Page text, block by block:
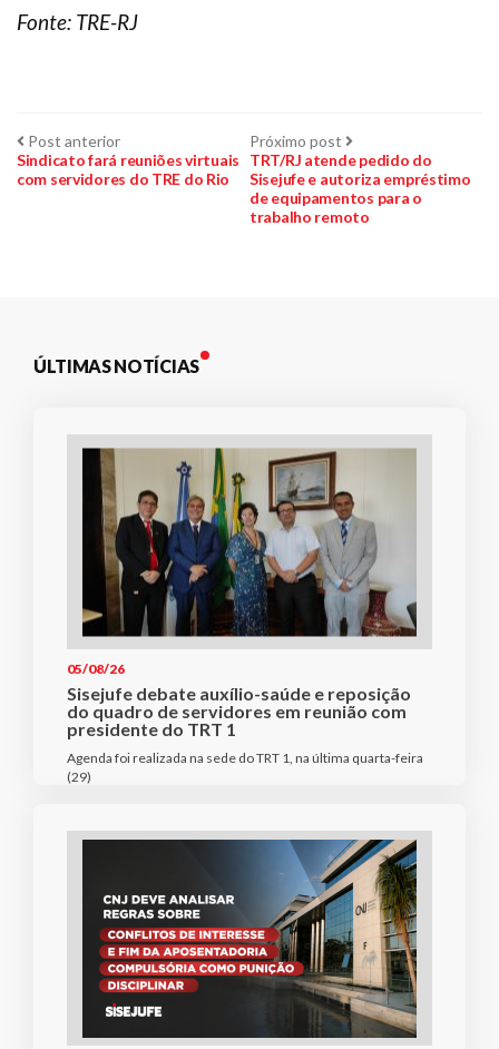
Fonte: TRE-RJ
Navegação
de
Post anteriorPost
anterior:
Sindicato fará reuniões virtuais
com servidores do TRE do Rio
Próximo post Próximo
post:
TRT/RJ atende pedido do
Sisejufe e autoriza empréstimo
de equipamentos para o
trabalho remoto
ÚLTIMAS NOTÍCIAS
05/08/26
Sisejufe debate auxílio-saúde e reposição
do quadro de servidores em reunião com
presidente do TRT 1
Agenda foi realizada na sede do TRT 1, na última quarta-feira
(29)